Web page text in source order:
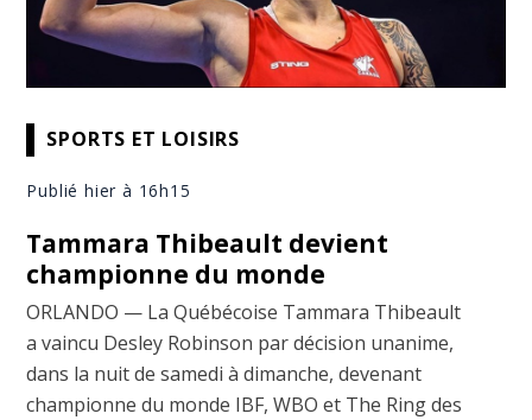
SPORTS ET LOISIRS
Publié hier à 16h15
Tammara Thibeault devient
championne du monde
ORLANDO — La Québécoise Tammara Thibeault
a vaincu Desley Robinson par décision unanime,
dans la nuit de samedi à dimanche, devenant
championne du monde IBF, WBO et The Ring des